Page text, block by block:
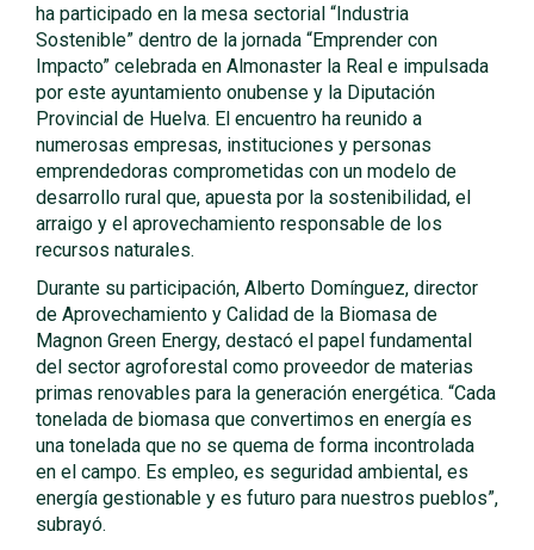
ha participado en la mesa sectorial “Industria
Sostenible” dentro de la jornada “Emprender con
Impacto” celebrada en Almonaster la Real e impulsada
por este ayuntamiento onubense y la Diputación
Provincial de Huelva. El encuentro ha reunido a
numerosas empresas, instituciones y personas
emprendedoras comprometidas con un modelo de
desarrollo rural que, apuesta por la sostenibilidad, el
arraigo y el aprovechamiento responsable de los
recursos naturales.
Durante su participación, Alberto Domínguez, director
de Aprovechamiento y Calidad de la Biomasa de
Magnon Green Energy, destacó el papel fundamental
del sector agroforestal como proveedor de materias
primas renovables para la generación energética. “Cada
tonelada de biomasa que convertimos en energía es
una tonelada que no se quema de forma incontrolada
en el campo. Es empleo, es seguridad ambiental, es
energía gestionable y es futuro para nuestros pueblos”,
subrayó.